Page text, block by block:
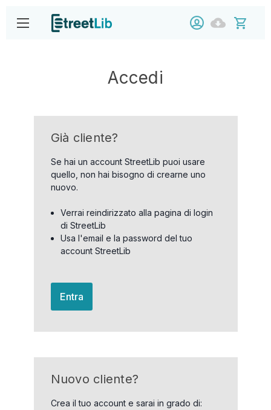
Accedi
Già cliente?
Se hai un account StreetLib puoi usare
quello, non hai bisogno di crearne uno
nuovo.
Verrai reindirizzato alla pagina di login
di StreetLib
Usa l'email e la password del tuo
account StreetLib
Entra
Nuovo cliente?
Crea il tuo account e sarai in grado di: